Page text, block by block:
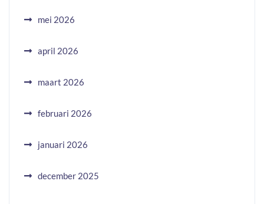
mei 2026
april 2026
maart 2026
februari 2026
januari 2026
december 2025